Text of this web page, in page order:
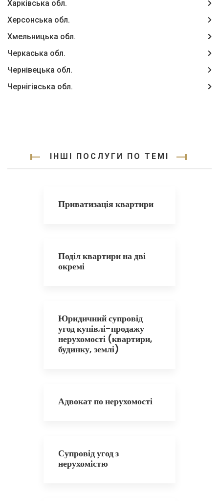
Харківська обл.
Херсонська обл.
Хмельницька обл.
Черкаська обл.
Чернівецька обл.
Чернігівська обл.
ІНШІ ПОСЛУГИ ПО ТЕМІ
Приватизація квартири
Поділ квартири на дві
окремі
Юридичний супровід
угод купівлі-продажу
нерухомості (квартири,
будинку, землі)
Адвокат по нерухомості
Супровід угод з
нерухомістю